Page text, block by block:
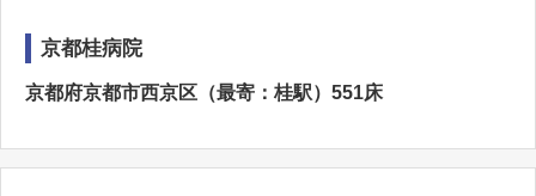
京都桂病院
京都府京都市西京区（最寄：桂駅）551床